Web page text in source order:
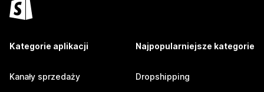
Kategorie aplikacji
Kanały sprzedaży
Najpopularniejsze kategorie
Dropshipping